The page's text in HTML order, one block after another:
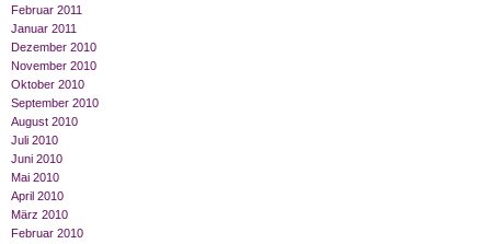
Februar 2011
Januar 2011
Dezember 2010
November 2010
Oktober 2010
September 2010
August 2010
Juli 2010
Juni 2010
Mai 2010
April 2010
März 2010
Februar 2010